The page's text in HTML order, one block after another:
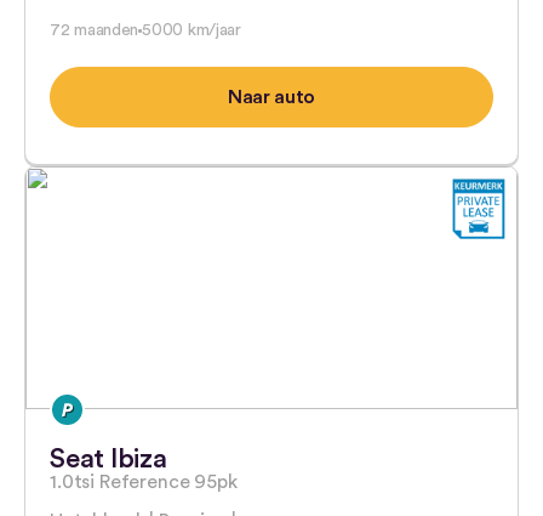
72 maanden 5000 km/jaar
Naar auto
Seat Ibiza
1.0tsi Reference 95pk